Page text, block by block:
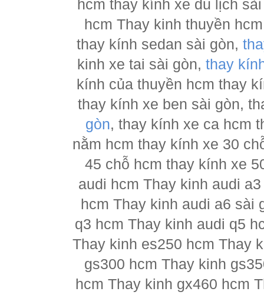
hcm thay kính xe du lịch
hcm Thay kinh thuyền
thay kính sedan sài gòn,
kinh xe tai sài gòn, thay
kính của thuyền hcm thay
thay kính xe ben sài gòn,
gòn, thay kính xe ca hcm
nằm hcm thay kính xe 30
45 chỗ hcm thay kính xe
audi hcm Thay kinh audi
hcm Thay kinh audi a6 sài
q3 hcm Thay kinh audi q5
Thay kinh es250 hcm Thay
gs300 hcm Thay kinh
hcm Thay kinh gx460 hcm